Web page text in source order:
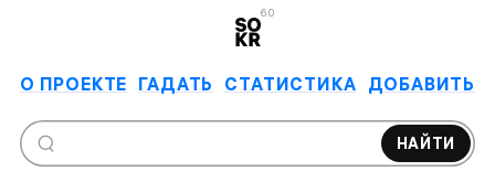
6.0
О ПРОЕКТЕ ГАДАТЬ СТАТИСТИКА ДОБАВИТЬ
НАЙТИ